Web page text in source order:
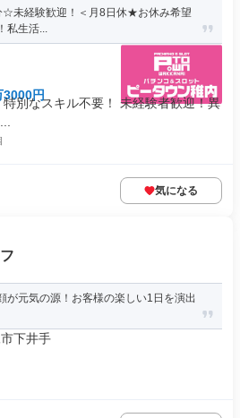
未経験歓迎！＜月8日休★お休み希望
私生活...
3000円
別なスキル不要！ 未経験者歓迎！異
気になる
が元気の源！お客様の楽しい1日を演出
下井手